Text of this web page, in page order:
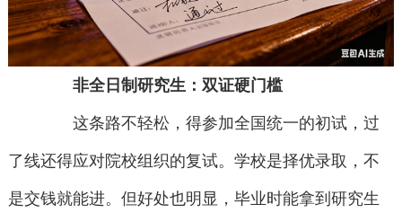
非全日制研究生：双证硬门槛
这条路不轻松，得参加全国统一的初试，过
了线还得应对院校组织的复试。学校是择优录取，不
是交钱就能进。但好处也明显，毕业时能拿到研究生